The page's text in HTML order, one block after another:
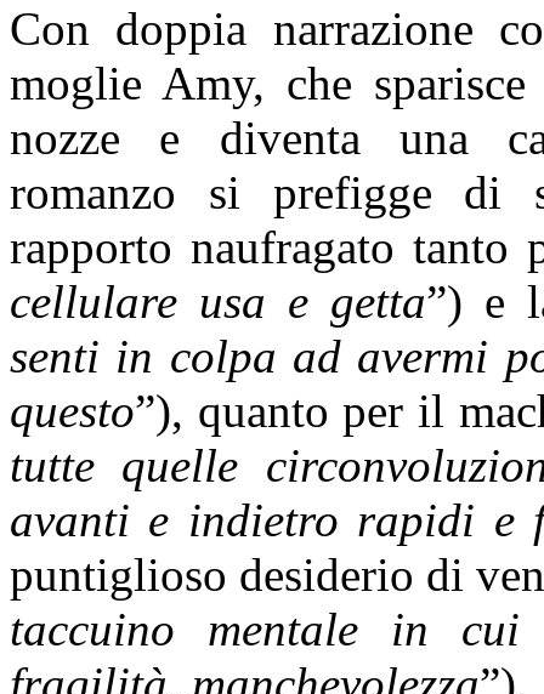
Con doppia narrazione
moglie Amy, che
nozze e diventa una
romanzo si prefigge di
rapporto naufragato tanto
cellulare usa e getta”) e
senti in colpa ad avermi
questo”), quanto per il
tutte quelle
avanti e indietro rapidi e
puntiglioso desiderio di
taccuino mentale in cui
fragilità, manchevolezza”).